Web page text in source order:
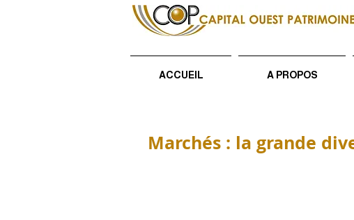
ACCUEIL A PROPOS
Marchés : la grande